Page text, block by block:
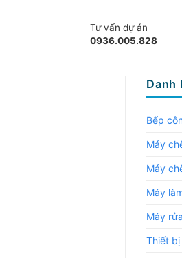
Tư vấn dự án
0936.005.828
Danh
Bếp
Máy
Máy
Máy
Máy
Thiết